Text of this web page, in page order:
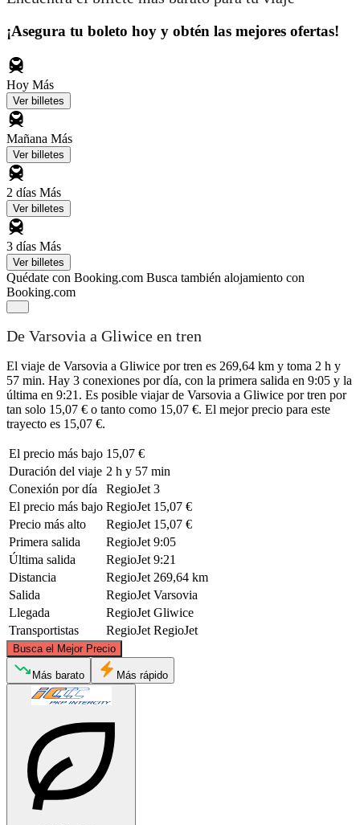
¡Asegura tu boleto hoy y obtén las mejores ofertas!
Hoy Más
Ver billetes
Mañana Más
Ver billetes
2 días Más
Ver billetes
3 días Más
Ver billetes
Quédate con Booking.com Busca también alojamiento con
Booking.com
De Varsovia a Gliwice en tren
El viaje de Varsovia a Gliwice por tren es 269,64 km y toma 2 h y
57 min. Hay 3 conexiones por día, con la primera salida en 9:05 y la
última en 9:21. Es posible viajar de Varsovia a Gliwice por tren por
tan solo 15,07 € o tanto como 15,07 €. El mejor precio para este
trayecto es 15,07 €.
El precio más bajo 15,07 €
Duración del viaje 2 h y 57 min
Conexión por día
RegioJet 3
El precio más bajo RegioJet 15,07 €
Precio más alto
RegioJet 15,07 €
Primera salida
RegioJet 9:05
Última salida
RegioJet 9:21
Distancia
RegioJet 269,64 km
Salida
RegioJet Varsovia
Llegada
RegioJet Gliwice
Transportistas
RegioJet RegioJet
Busca el Mejor Precio
©CARTO
Más barato Más rápido